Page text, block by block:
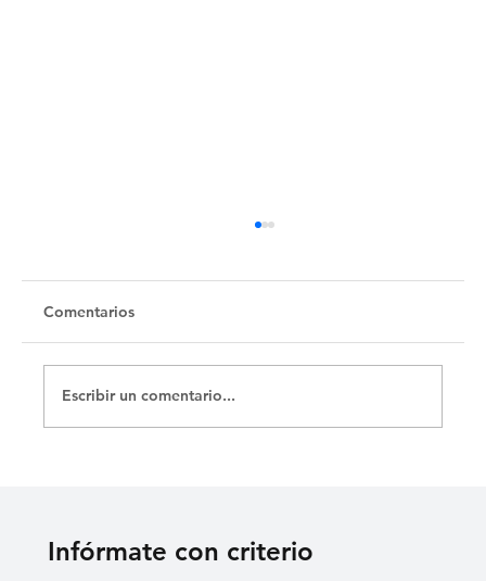
Untitled
Comentarios
Escribir un comentario...
Infórmate con criterio